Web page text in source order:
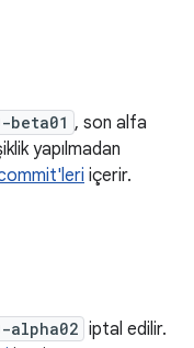
, son alfa
yapılmadan
içerir.
alpha02 iptal edilir.